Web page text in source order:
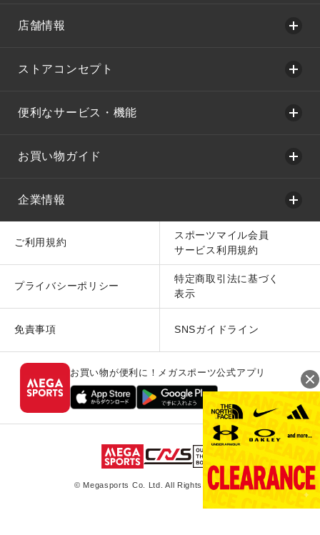
店舗情報
ストアコンセプト
便利なサービス・機能
お買い物ガイド
企業情報
ご利用規約
スポーツマイル会員
サービス利用規約
プライバシーポリシー
特定商取引法に基づく
表示
免責事項 SNSガイドライン
お買い物が便利に！メガスポーツ公式アプリ
© Megasports Co. Ltd. All Rights Reserved.